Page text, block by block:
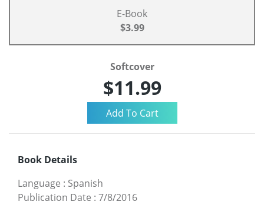
E-Book
$3.99
Softcover
$11.99
Book Details
Language : Spanish
Publication Date : 7/8/2016